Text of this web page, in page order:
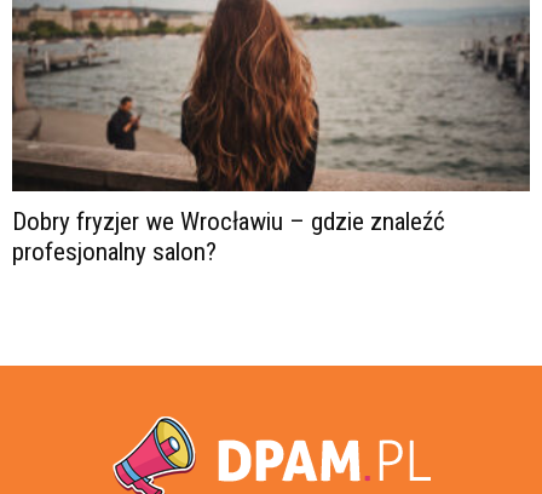
Dobry fryzjer we Wrocławiu – gdzie znaleźć
profesjonalny salon?